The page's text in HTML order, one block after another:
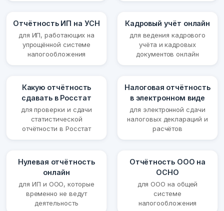
Отчётность ИП на УСН
для ИП, работающих на
упрощённой системе
налогообложения
Кадровый учёт онлайн
для ведения кадрового
учёта и кадровых
документов онлайн
Какую отчётность
сдавать в Росстат
для проверки и сдачи
статистической
отчётности в Росстат
Налоговая отчётность
в электронном виде
для электронной сдачи
налоговых деклараций и
расчётов
Нулевая отчётность
онлайн
для ИП и ООО, которые
временно не ведут
деятельность
Отчётность ООО на
ОСНО
для ООО на общей
системе
налогообложения